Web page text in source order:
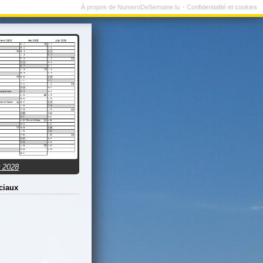
À propos de NumeroDeSemaine.lu Confidentialité et cookies
2028